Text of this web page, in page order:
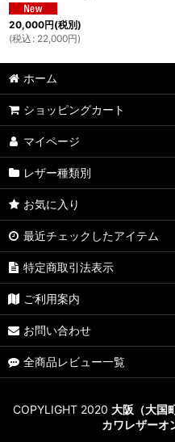
20,000円(税別)
(税込 : 22,000円)
ホーム
ショッピングカート
マイページ
レザー種類別
お気に入り
最近チェックしたアイテム
特定商取引法表示
ご利用案内
お問い合わせ
全商品レビュー一覧
COPYLIGHT 2020 大阪（大国
カワレザーオ